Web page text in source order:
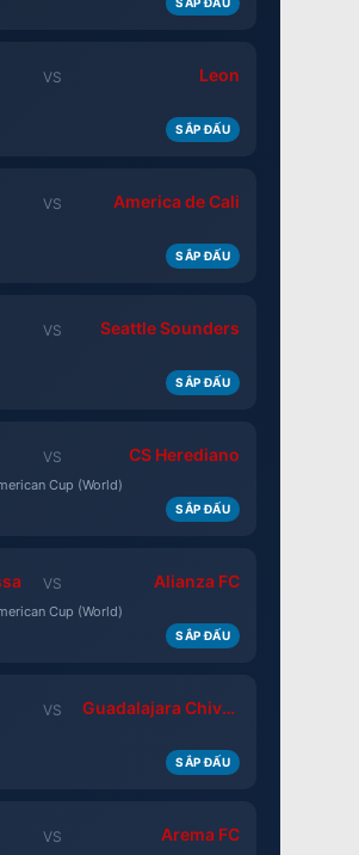
VS Leon
SẮP ĐẤU
VS America de Cali
SẮP ĐẤU
VS Seattle Sounders
SẮP ĐẤU
VS CS Herediano
Cup (World)
SẮP ĐẤU
VS Alianza FC
Cup (World)
SẮP ĐẤU
VS Guadalajara Chivas
SẮP ĐẤU
VS Arema FC